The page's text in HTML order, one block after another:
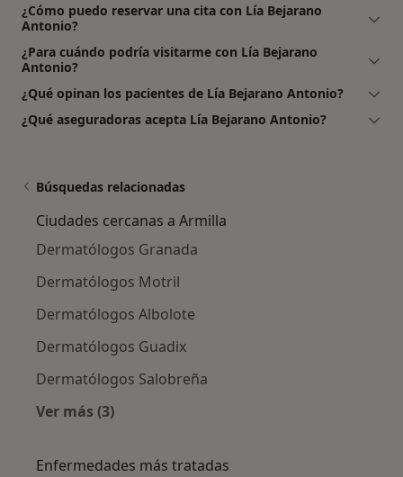
¿Cómo puedo reservar una cita con Lía Bejarano
Antonio?
¿Para cuándo podría visitarme con Lía Bejarano
Antonio?
¿Qué opinan los pacientes de Lía Bejarano Antonio?
¿Qué aseguradoras acepta Lía Bejarano Antonio?
Búsquedas relacionadas
Ciudades cercanas a Armilla
Dermatólogos Granada
Dermatólogos Motril
Dermatólogos Albolote
Dermatólogos Guadix
Dermatólogos Salobreña
Ver más (3)
Enfermedades más tratadas